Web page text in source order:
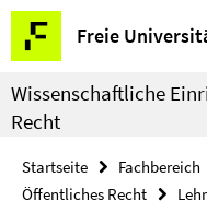
Springe
direkt
zu
Inhalt
Freie
Service-
Navigation
Wissenschaftliche
Recht
Startseite Fachbereich
Öffentliches Recht